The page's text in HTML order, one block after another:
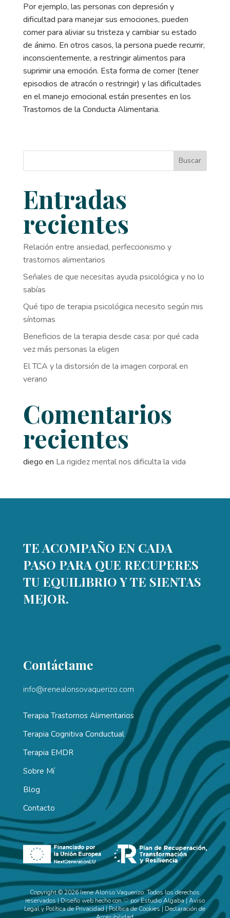
Por ejemplo, las personas con depresión y
dificultad para manejar sus emociones, pueden
comer para aliviar su tristeza y cambiar su estado
de ánimo. En otros casos, la persona puede recurrir,
inconscientemente, a restringir alimentos para
suprimir una emoción. Esta forma de comer (tener
episodios de atracón o restringir) y las dificultades
en el manejo emocional están presentes en los
Trastornos de la Conducta Alimentaria.
Buscar
Entradas
recientes
Relación entre ansiedad, perfeccionismo y
trastornos alimentarios
Señales de que necesitas ayuda psicológica y no lo
sabías
Qué tipo de terapia psicológica necesito según mis
síntomas
Beneficios de la terapia desde casa: por qué cada
vez más personas la eligen
El TCA y la distorsión de la imagen corporal en
verano
Comentarios
recientes
diego en La rigidez mental nos dificulta la vida
TE ACOMPAÑO EN CADA
PASO PARA QUE RECUPERES
TU EQUILIBRIO Y TE SIENTAS
MEJOR.
Contáctame
info@irenealonsovaquerizo.com
Terapia Trastornos Alimentarios
Terapia Cognitiva Conductual
Terapia EMDR
Sobre Mí
Blog
Contacto
Copyright © 2026 Irene Alonso Vaquerizo. Todos los derechos
reservados | Diseño web hecho con ♡ porEstudio Algaba| Aviso
Legal y Política de Privacidad|Política de Cookies| Declaración de